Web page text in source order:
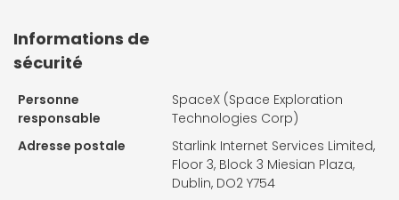
Informations de
sécurité
Personne
responsable
SpaceX (Space Exploration
Technologies Corp)
Adresse postale
Starlink Internet Services Limited,
Floor 3, Block 3 Miesian Plaza,
Dublin, DO2 Y754